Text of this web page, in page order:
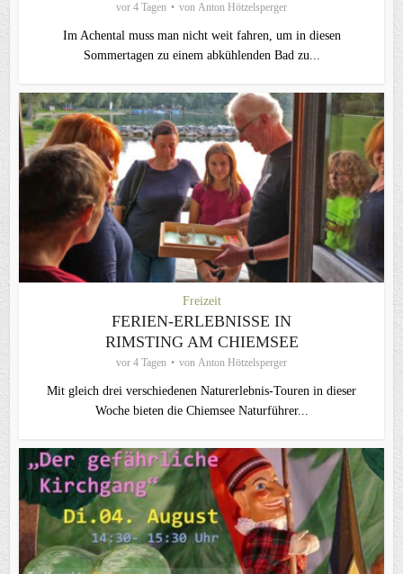
vor 4 Tagen von Anton Hötzelsperger
Im Achental muss man nicht weit fahren, um in diesen
Sommertagen zu einem abkühlenden Bad zu...
Freizeit
FERIEN-ERLEBNISSE IN
RIMSTING AM CHIEMSEE
vor 4 Tagen von Anton Hötzelsperger
Mit gleich drei verschiedenen Naturerlebnis-Touren in dieser
Woche bieten die Chiemsee Naturführer...